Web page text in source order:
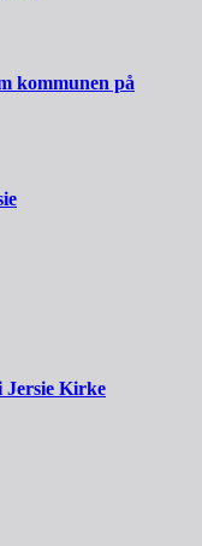
kommunen på
Jersie Kirke